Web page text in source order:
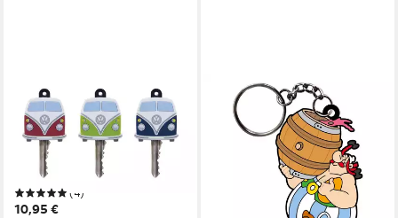
VW COLLECTION BY BRISA
Schlüsselanhänger
Volkswagen Schlüsselüberzug
im T1 Bulli Bus Design (3er-
Set), bunte Schlüsselkappen
(4)
10,95 €
PLASTOY
Schlüsselanhänger
Schlüsselanhänger - Asterix -
Asterix bei den Briten 11 cm
lieferbar - in 2-3 Werktagen bei dir